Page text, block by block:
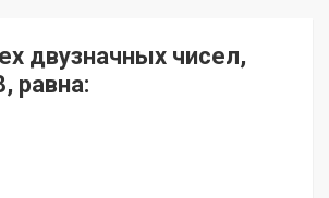
двузначных чисел,
равна: